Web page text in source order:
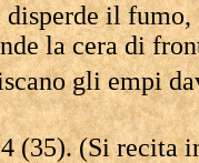
disperde il fumo,
la cera di
gli empi
(35). (Si